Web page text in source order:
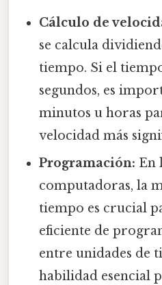
Cálculo de
se calcula
tiempo. Si el
segundos, es
minutos u horas
velocidad más
Programación: En
computadoras, la
tiempo es crucial
eficiente de
entre unidades de
habilidad esencial